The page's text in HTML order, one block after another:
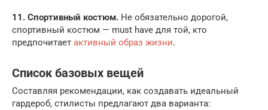
11. Спортивный костюм. Не обязательно дорогой,
спортивный костюм — must have для той, кто
предпочитает активный образ жизни.
Список базовых вещей
Составляя рекомендации, как создавать идеальный
гардероб, стилисты предлагают два варианта: